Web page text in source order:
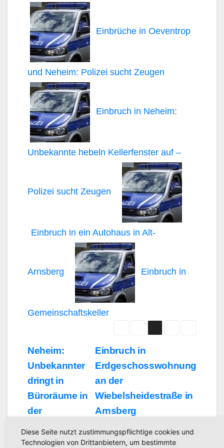
Einbrüche in Oeventrop
und Neheim: Polizei sucht Zeugen
Einbruch in Neheim:
Unbekannte hebeln Kellerfenster auf –
Polizei sucht Zeugen
Einbruch in ein Autohaus in Alt-
Arnsberg Einbruch in
Gemeinschaftskeller
Beitragsnavigation
Einbruch in
Erdgeschosswohnung
an der
Wiebelsheidestraße in
Arnsberg
Neheim:
Unbekannter
dringt in
Büroräume in
der
ein – Polizei
Diese Seite nutzt zustimmungspflichtige cookies und
Technologien von Drittanbietern, um bestimmte